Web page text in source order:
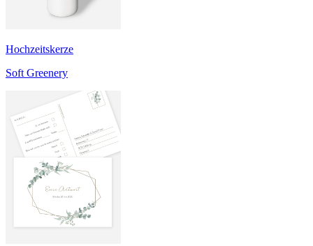
Hochzeitskerze
Soft Greenery